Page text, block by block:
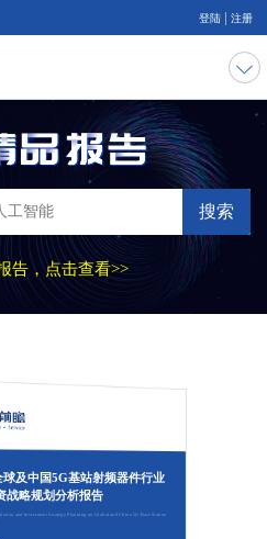
登陆 注册
搜索
告，点击查看>>
球及中国5G基站射频器件行业
战略规划分析报告
and Investment Strategy Planning on Global and China 5G Base Station